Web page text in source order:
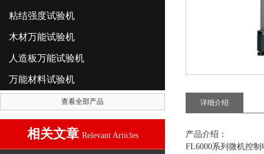
粘结强度试验机
木材万能试验机
人造板万能试验机
万能材料试验机
查看全部产品
相关文章 Relevant Articles
详细介绍
产品介绍：
FL6000系列 微机控制